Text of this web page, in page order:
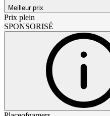
Meilleur prix
Prix plein
SPONSORISÉ